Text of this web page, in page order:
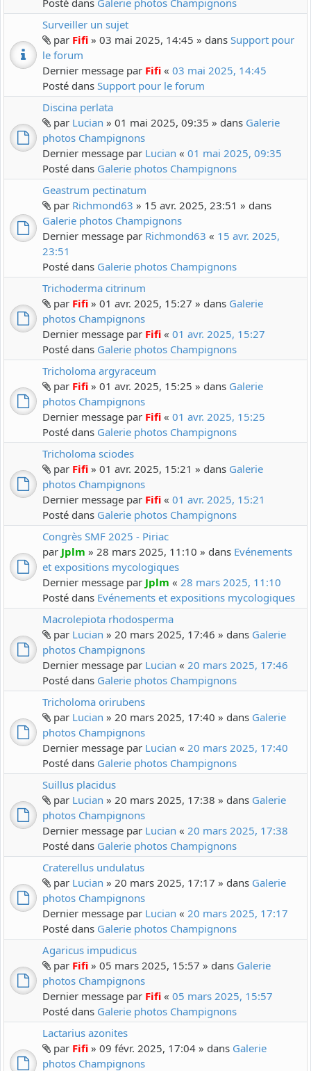
Posté dans Galerie photos Champignons
Surveiller un sujet
par Fifi » 03 mai 2025, 14:45 » dans Support pour
le forum
Dernier message par Fifi « 03 mai 2025, 14:45
Posté dans Support pour le forum
Discina perlata
par Lucian » 01 mai 2025, 09:35 » dans Galerie
photos Champignons
Dernier message par Lucian « 01 mai 2025, 09:35
Posté dans Galerie photos Champignons
Geastrum pectinatum
par Richmond63 » 15 avr. 2025, 23:51 » dans
Galerie photos Champignons
Dernier message par Richmond63 « 15 avr. 2025,
23:51
Posté dans Galerie photos Champignons
Trichoderma citrinum
par Fifi » 01 avr. 2025, 15:27 » dans Galerie
photos Champignons
Dernier message par Fifi « 01 avr. 2025, 15:27
Posté dans Galerie photos Champignons
Tricholoma argyraceum
par Fifi » 01 avr. 2025, 15:25 » dans Galerie
photos Champignons
Dernier message par Fifi « 01 avr. 2025, 15:25
Posté dans Galerie photos Champignons
Tricholoma sciodes
par Fifi » 01 avr. 2025, 15:21 » dans Galerie
photos Champignons
Dernier message par Fifi « 01 avr. 2025, 15:21
Posté dans Galerie photos Champignons
Congrès SMF 2025 - Piriac
par Jplm » 28 mars 2025, 11:10 » dans Evénements
et expositions mycologiques
Dernier message par Jplm « 28 mars 2025, 11:10
Posté dans Evénements et expositions mycologiques
Macrolepiota rhodosperma
par Lucian » 20 mars 2025, 17:46 » dans Galerie
photos Champignons
Dernier message par Lucian « 20 mars 2025, 17:46
Posté dans Galerie photos Champignons
Tricholoma orirubens
par Lucian » 20 mars 2025, 17:40 » dans Galerie
photos Champignons
Dernier message par Lucian « 20 mars 2025, 17:40
Posté dans Galerie photos Champignons
Suillus placidus
par Lucian » 20 mars 2025, 17:38 » dans Galerie
photos Champignons
Dernier message par Lucian « 20 mars 2025, 17:38
Posté dans Galerie photos Champignons
Craterellus undulatus
par Lucian » 20 mars 2025, 17:17 » dans Galerie
photos Champignons
Dernier message par Lucian « 20 mars 2025, 17:17
Posté dans Galerie photos Champignons
Agaricus impudicus
par Fifi » 05 mars 2025, 15:57 » dans Galerie
photos Champignons
Dernier message par Fifi « 05 mars 2025, 15:57
Posté dans Galerie photos Champignons
Lactarius azonites
par Fifi » 09 févr. 2025, 17:04 » dans Galerie
photos Champignons